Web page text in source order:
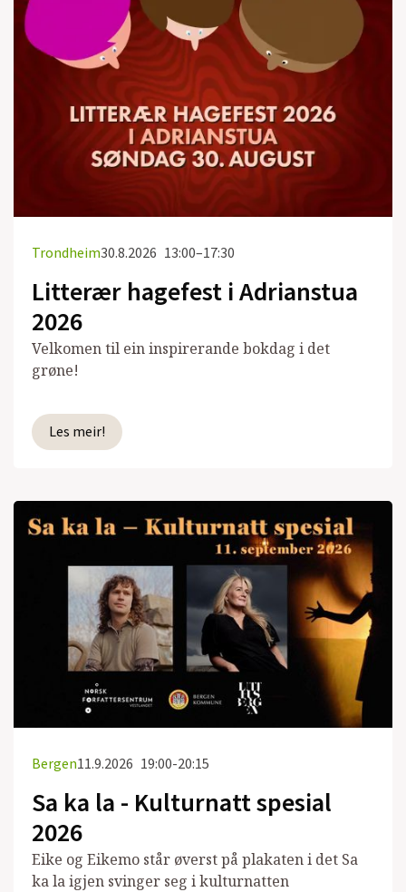
Trondheim30.8.2026 13:00–17:30
Litterær hagefest i Adrianstua
2026
Velkomen til ein inspirerande bokdag i det
grøne!
Les meir!
Bergen11.9.2026 19:00-20:15
Sa ka la - Kulturnatt spesial
2026
Eike og Eikemo står øverst på plakaten i det Sa
ka la igjen svinger seg i kulturnatten